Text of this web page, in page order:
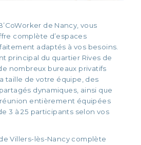
de Nancy, vous
complète d’espaces
adaptés à vos besoins.
principal du quartier Rives de
nombreux bureaux privatifs
taille de votre équipe, des
dynamiques, ainsi que
entièrement équipées
3 à 25 participants selon vos
Villers-lès-Nancy complète